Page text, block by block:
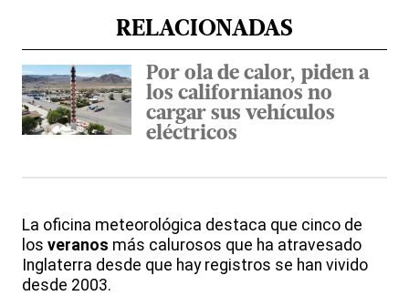
RELACIONADAS
Por ola de calor, piden a
los californianos no
cargar sus vehículos
eléctricos
La oficina meteorológica destaca que cinco de
los veranos más calurosos que ha atravesado
Inglaterra desde que hay registros se han vivido
desde 2003.